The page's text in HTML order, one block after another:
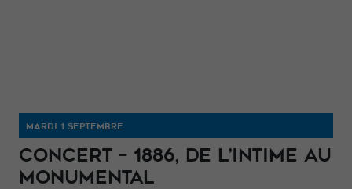
MARDI 1 SEPTEMBRE
CONCERT – 1886, DE L’INTIME AU
MONUMENTAL